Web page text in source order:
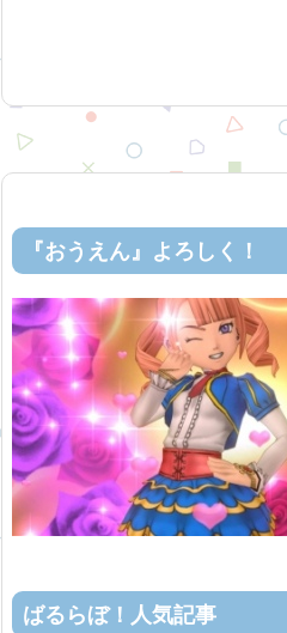
『おうえん』よろしく！
ばるらぼ！人気記事